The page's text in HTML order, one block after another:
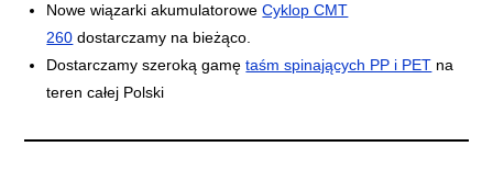
Nowe wiązarki akumulatoroweCyklop CMT
260 dostarczamy na bieżąco.
Dostarczamy szeroką gamętaśm spinających PP i PET na
teren całej Polski